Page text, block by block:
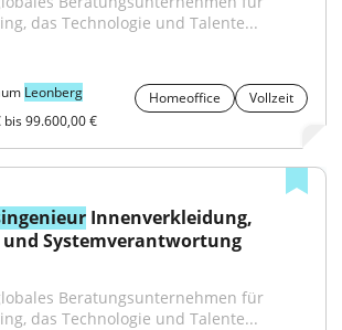
das Technologie und Talente...
Leonberg Homeoffice
Vollzeit
bis 99.600,00 €
Innenverkleidung,
Systemverantwortung
Beratungsunternehmen für
das Technologie und Talente...